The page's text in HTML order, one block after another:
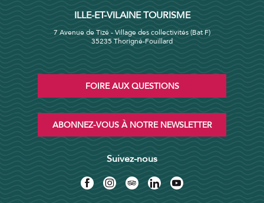
ILLE-ET-VILAINE TOURISME
7 Avenue de Tizé - Village des collectivités (Bat F)
35235 Thorigné-Fouillard
FOIRE AUX QUESTIONS
ABONNEZ-VOUS À NOTRE NEWSLETTER
Suivez-nous